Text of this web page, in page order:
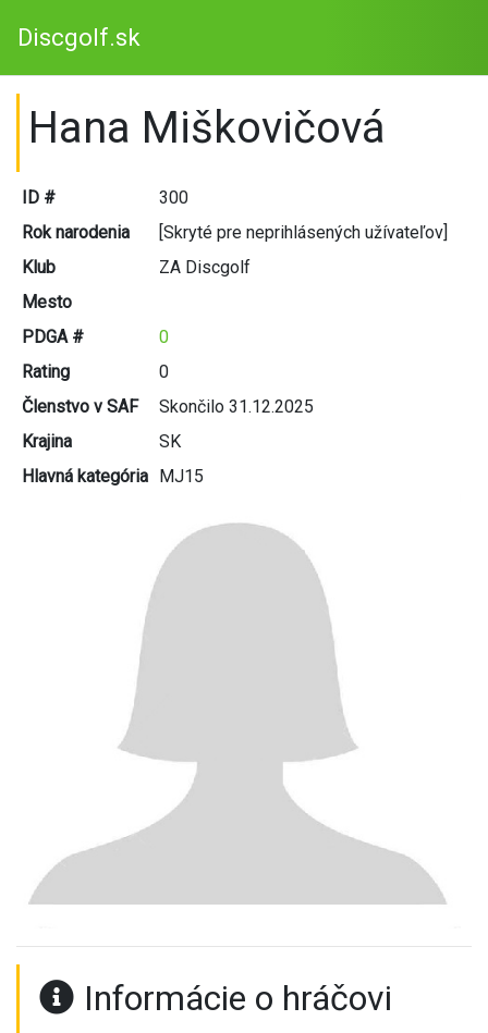
Discgolf.sk
Hana Miškovičová
ID #
300
Rok narodenia
[Skryté pre neprihlásených užívateľov]
Klub
ZA Discgolf
Mesto
PDGA #
0
Rating
0
Členstvo v SAF
Skončilo 31.12.2025
Krajina
SK
Hlavná kategória MJ15
Informácie o hráčovi